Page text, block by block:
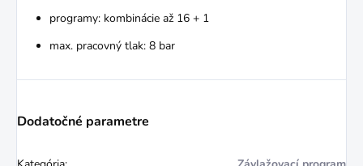
programy: kombinácie až 16 + 1
max. pracovný tlak: 8 bar
Dodatočné parametre